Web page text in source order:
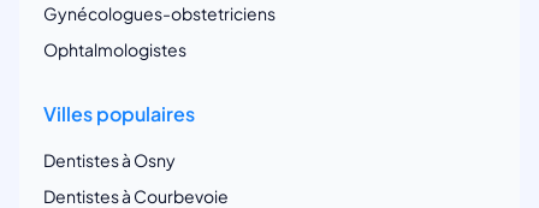
Gynécologues-obstetriciens
Ophtalmologistes
Villes populaires
Dentistes à Osny
Dentistes à Courbevoie